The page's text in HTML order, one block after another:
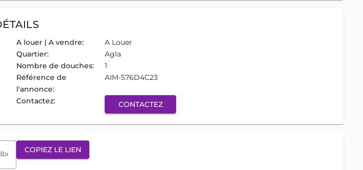
A louer | A vendre:
A Louer
Quartier:
Agla
Nombre de douches:
1
Référence de
l'annonce:
AIM-576D4C23
Contactez: CONTACTEZ
COPIEZ LE LIEN